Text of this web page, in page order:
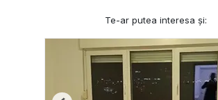
Te-ar putea interesa și: